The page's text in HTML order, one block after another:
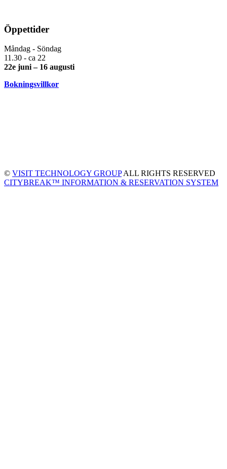
Öppettider
Måndag - Söndag
11.30 - ca 22
22e juni – 16 augusti
Bokningsvillkor
© VISIT TECHNOLOGY GROUPALL RIGHTS RESERVED
CITYBREAK™ INFORMATION & RESERVATION SYSTEM